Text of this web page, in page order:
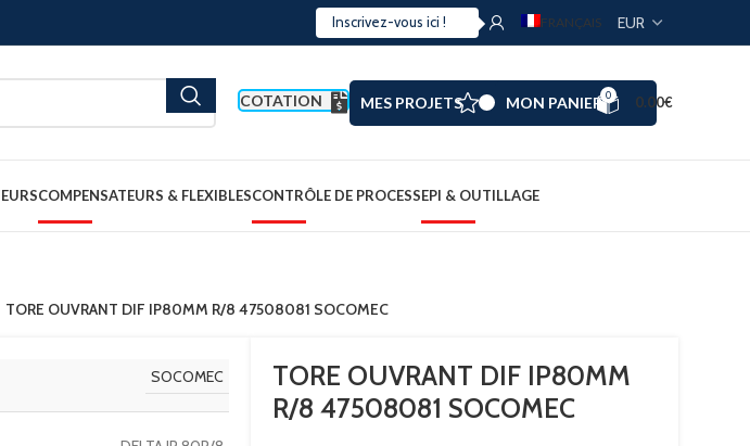
FRANÇAIS
COTATION MES PROJETS MON PANIER 0 0.00€
COMPENSATEURS & FLEXIBLESCONTRÔLE DE PROCESSEPI & OUTILLAGE
TORE OUVRANT DIF IP80MM R/8 47508081 SOCOMEC
SOCOMEC
TORE OUVRANT DIF IP80MM
R/8 47508081 SOCOMEC